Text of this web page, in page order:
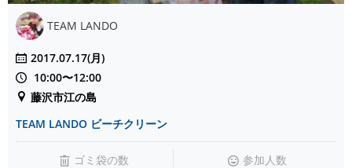
TEAM LANDO
2017.07.17(月)
10:00〜12:00
藤沢市江の島
TEAM LANDO ビーチクリーン
ゴミ袋の数 参加人数